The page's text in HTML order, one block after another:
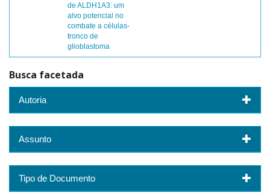
de ALDH1A3: um
alvo potencial no
combate a células-
tronco de
glioblastoma
Busca facetada
Autoria
Assunto
Tipo de Documento